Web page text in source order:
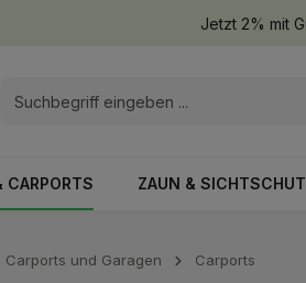
Jetzt 2% mit
CARPORTS ZAUN &
Carports und Garagen Carports